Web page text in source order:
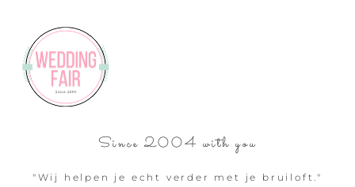
Since 2004 with you
"Wij helpen je echt verder met je bruiloft."